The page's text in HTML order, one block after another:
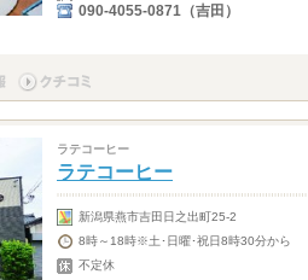
090-4055-0871（吉田）
ラテコーヒー
ラテコーヒー
新潟県燕市吉田日之出町25-2
8時～18時※土･日曜･祝日8時30分から
不定休